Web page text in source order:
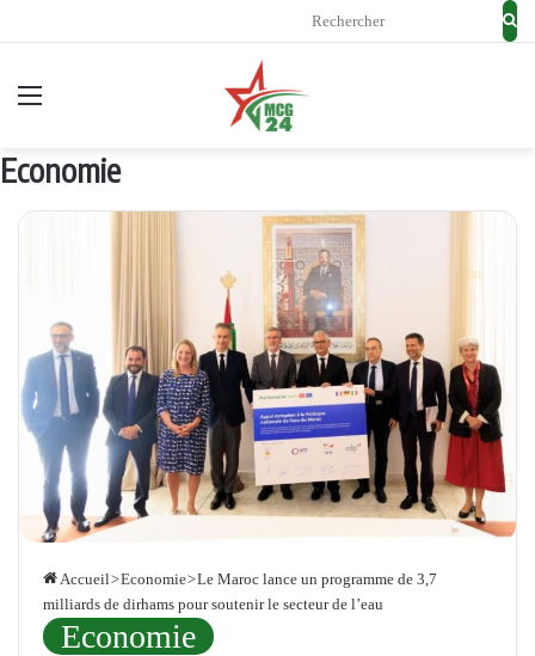
Economie
Accueil>Economie>Le Maroc lance un programme de 3,7
milliards de dirhams pour soutenir le secteur de l’eau
Economie